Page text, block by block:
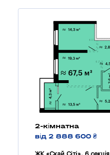
2-кімнатна
від 2 888 600 ₴
ЖК «Скай Сіті», 6 секцiя